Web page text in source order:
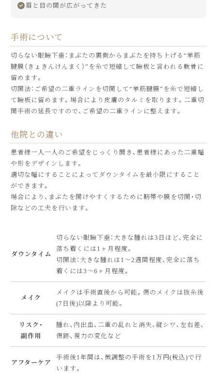
眉と目の間が広がってきた
手術について
切らない眼瞼下垂：まぶたの裏側からまぶたを持ち上げる“挙筋
腱膜（きょきんけんまく）”を糸で短縮して瞼板と言われる軟骨に
留めます。
切開法：ご希望の二重ラインを切開して“挙筋腱膜”を糸で短縮し
て瞼板に留めます。場合により皮膚のタルミを取ります。二重切
開手術の延長ですので、ご希望の二重ラインに整えます。
他院との違い
患者様一人一人のご希望をじっくり聞き、患者様にあった二重幅
や形をデザインします。
適切な幅にすることによってダウンタイムを最小限にすること
ができます。
場合により、まぶたを開けやすくするために靭帯や膜を切開・切
除などの工夫を行います。
ダウンタイム
切らない眼瞼下垂：大きな腫れは3日ほど、完全に
落ち着くには1ヶ月程度。
切開法：大きな腫れは1〜2週間程度、完全に落ち
着くには3〜6ヶ月程度。
メイク
メイクは手術直後から可能。傷のメイクは抜糸後
(7日後)以降より可能。
リスク・
副作用
腫れ、内出血、二重の乱れと消失、縦シワ、左右差、
傷跡、視力の変化など
アフターケア
手術後1年間は、微調整の手術を1万円(税込)で行
います。